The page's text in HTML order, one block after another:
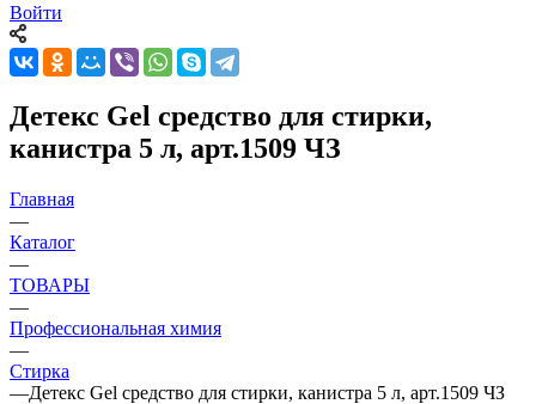
Войти
Детекс Gel средство для стирки,
канистра 5 л, арт.1509 ЧЗ
Главная
—
Каталог
—
ТОВАРЫ
—
Профессиональная химия
—
Стирка
—Детекс Gel средство для стирки, канистра 5 л, арт.1509 ЧЗ